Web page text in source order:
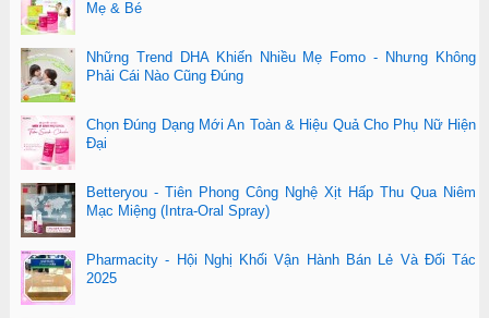
Mẹ & Bé
Những Trend DHA Khiến Nhiều Mẹ Fomo - Nhưng Không
Phải Cái Nào Cũng Đúng
Chọn Đúng Dạng Mới An Toàn & Hiệu Quả Cho Phụ Nữ Hiện
Đại
Betteryou - Tiên Phong Công Nghệ Xịt Hấp Thu Qua Niêm
Mạc Miệng (Intra-Oral Spray)
Pharmacity - Hội Nghị Khối Vận Hành Bán Lẻ Và Đối Tác
2025